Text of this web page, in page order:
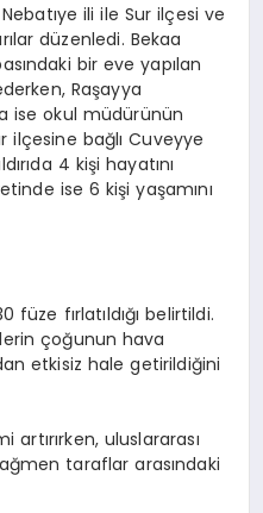
ili ile Sur ilçesi ve
düzenledi. Bekaa
bir eve yapılan
Raşayya
ise okul müdürünün
ilçesine bağlı Cuveyye
4 kişi hayatını
ise 6 kişi yaşamını
füze fırlatıldığı belirtildi.
çoğunun hava
etkisiz hale getirildiğini
artırırken, uluslararası
taraflar arasındaki